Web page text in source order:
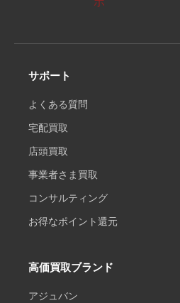
サポート
よくある質問
宅配買取
店頭買取
事業者さま買取
コンサルティング
お得なポイント還元
高価買取ブランド
アジュバン